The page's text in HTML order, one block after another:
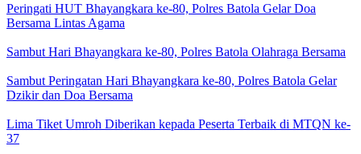
Peringati HUT Bhayangkara ke-80, Polres Batola Gelar Doa
Bersama Lintas Agama
Sambut Hari Bhayangkara ke-80, Polres Batola Olahraga Bersama
Sambut Peringatan Hari Bhayangkara ke-80, Polres Batola Gelar
Dzikir dan Doa Bersama
Lima Tiket Umroh Diberikan kepada Peserta Terbaik di MTQN ke-
37